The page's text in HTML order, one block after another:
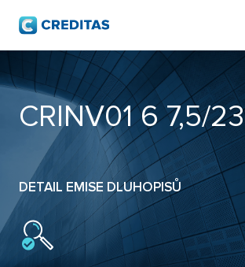
CRINV01 6 7,5/23
DETAIL EMISE DLUHOPISŮ